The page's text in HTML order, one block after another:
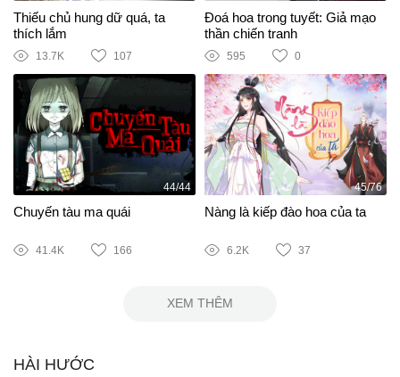
Thiếu chủ hung dữ quá, ta
thích lắm
13.7K 107
Đoá hoa trong tuyết: Giả mạo
thần chiến tranh
595 0
44/44
Chuyến tàu ma quái
41.4K 166
45/76
Nàng là kiếp đào hoa của ta
6.2K 37
XEM THÊM
HÀI HƯỚC